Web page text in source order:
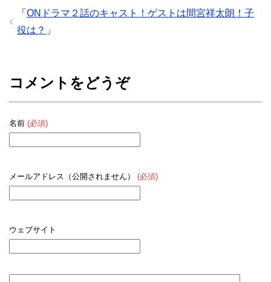
「 ONドラマ２話のキャスト！ゲストは間宮祥太朗！子
役は？ 」
コメントをどうぞ
名前 (必須)
メールアドレス（公開されません） (必須)
ウェブサイト